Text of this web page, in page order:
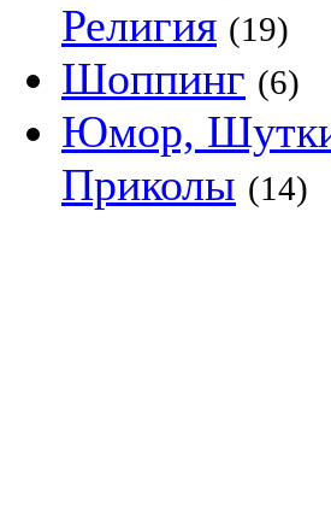
Религия (19)
Шоппинг (6)
Юмор,
Приколы (14)